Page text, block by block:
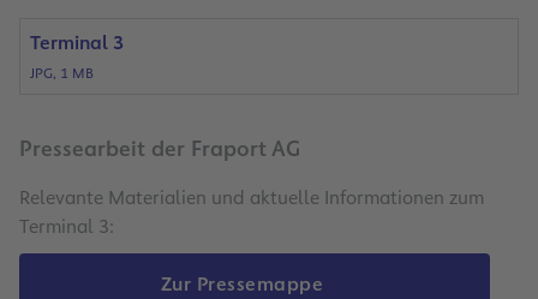
Terminal 3
JPG, 1 MB
Pressearbeit der Fraport AG
Relevante Materialien und aktuelle Informationen zum
Terminal 3:
Zur Pressemappe